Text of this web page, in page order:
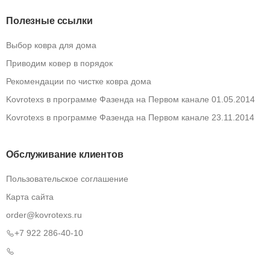
Полезные ссылки
Выбор ковра для дома
Приводим ковер в порядок
Рекомендации по чистке ковра дома
Kovrotexs в программе Фазенда на Первом канале 01.05.2014
Kovrotexs в программе Фазенда на Первом канале 23.11.2014
Обслуживание клиентов
Пользовательское соглашение
Карта сайта
order@kovrotexs.ru
+7 922 286-40-10